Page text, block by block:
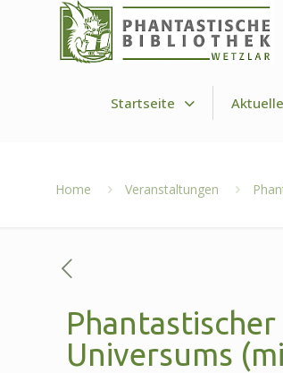
Startseite
Home Veranstaltungen
Universums